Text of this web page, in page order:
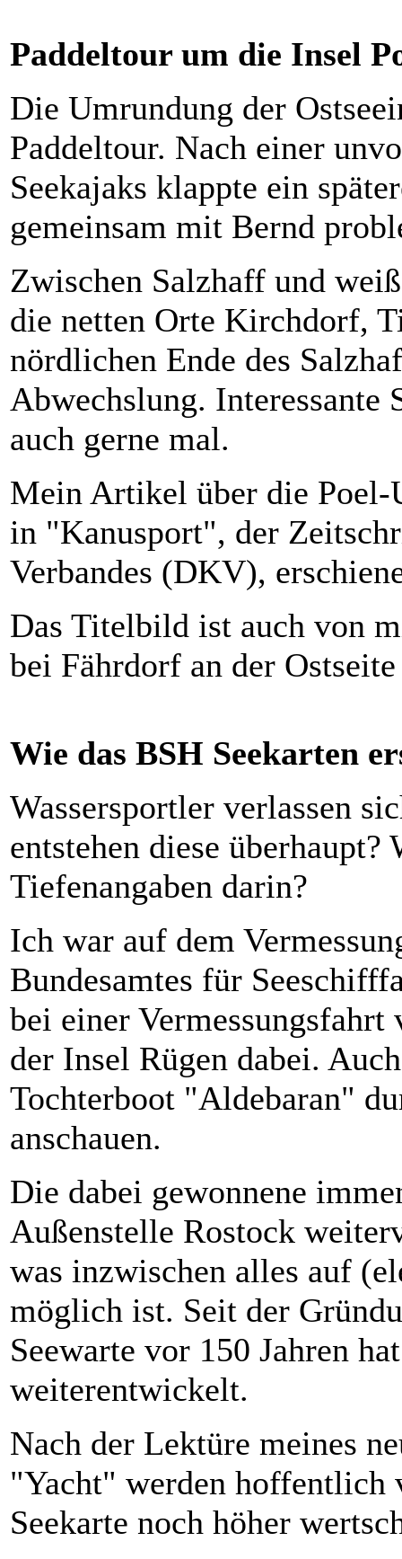
Paddeltour um die Insel
Die Umrundung der
Paddeltour. Nach einer
Seekajaks klappte ein
gemeinsam mit Bernd
Zwischen Salzhaff und
die netten Orte Kirchdorf,
nördlichen Ende des
Abwechslung. Interessante
auch gerne mal.
Mein Artikel über die
in "Kanusport", der
Verbandes (DKV),
Das Titelbild ist auch von
bei Fährdorf an der
Wie das BSH Seekarten
Wassersportler verlassen
entstehen diese
Tiefenangaben darin?
Ich war auf dem
Bundesamtes für
bei einer
der Insel Rügen dabei.
Tochterboot "Aldebaran"
anschauen.
Die dabei gewonnene
Außenstelle Rostock
was inzwischen alles auf
möglich ist. Seit der
Seewarte vor 150 Jahren
weiterentwickelt.
Nach der Lektüre meines
"Yacht" werden hoffentlich
Seekarte noch höher